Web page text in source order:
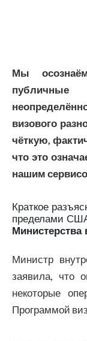
Мы
визового
чёткую,
что это
нашим
Краткое
пределами
Министерства
Министр
заявила, что
некоторые
Программой